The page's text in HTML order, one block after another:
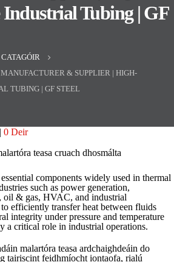
Tubing | GF
& SUPPLIER | HIGH-
TUBING | GF STEEL
0 Deir
components widely used in thermal
such as power generation,
oil & gas, HVAC, and industrial
efficiently transfer heat between fluids
integrity under pressure and temperature
a critical role in industrial operations.
malartóra teasa ardchaighdeáin do
tairiscint feidhmíocht iontaofa, rialú